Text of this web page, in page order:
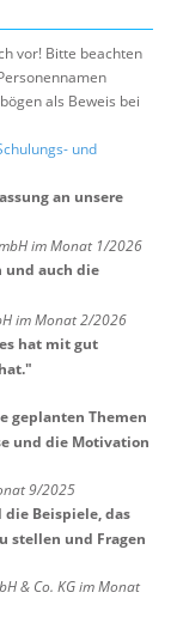
vor! Bitte beachten
als Beweis bei
und
an unsere
im Monat 1/2026
und auch die
im Monat 2/2026
hat mit gut
"
geplanten Themen
und die Motivation
9/2025
Beispiele, das
stellen und Fragen
& Co. KG im Monat